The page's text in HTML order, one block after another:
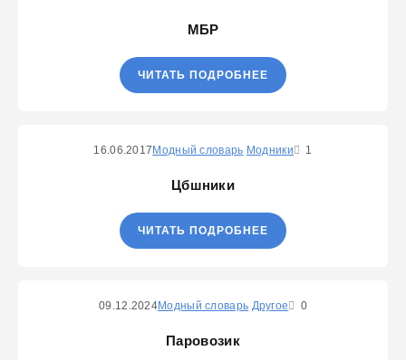
МБР
ЧИТАТЬ ПОДРОБНЕЕ
16.06.2017 Модный словарь Модники 1
Цбшники
ЧИТАТЬ ПОДРОБНЕЕ
09.12.2024Модный словарь Другое 0
Паровозик